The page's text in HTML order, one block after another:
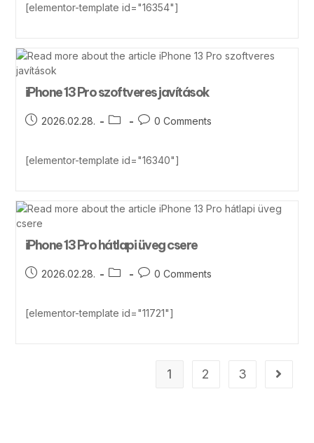
[elementor-template id="16354"]
iPhone 13 Pro szoftveres javítások
2026.02.28. 0 Comments
[elementor-template id="16340"]
iPhone 13 Pro hátlapi üveg csere
2026.02.28. 0 Comments
[elementor-template id="11721"]
1 2 3